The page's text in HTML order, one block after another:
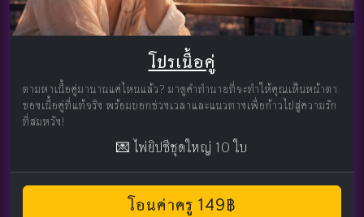
โปรเนื้อคู่
ตามหาเนื้อคู่มานานแค่ไหนแล้ว? มาดูคำทำนายที่จะทำให้คุณเห็นหน้าตา
ของเนื้อคู่ที่แท้จริง พร้อมบอกช่วงเวลาและแนวทางเพื่อก้าวไปสู่ความรัก
ที่สมหวัง!
💌 ไพ่ยิปซีชุดใหญ่ 10 ใบ
โอนค่าครู 149฿